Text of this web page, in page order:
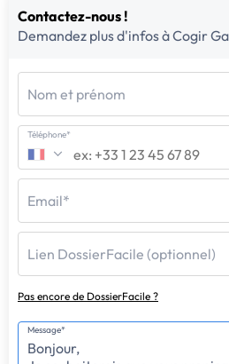
Contactez-nous !
Demandez plus d'infos à Cogir
Nom et prénom
Téléphone*
Email*
Lien DossierFacile (optionnel)
Pas encore de DossierFacile ?
Message*